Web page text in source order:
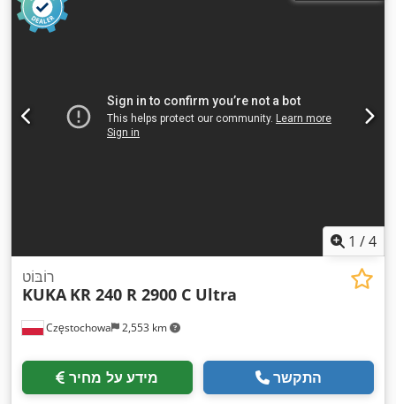
1 /4
Częstochowa 2,553 km
רוֹבּוֹט
KUKA KR 240 R 2900 C Ultra
מידע על מחיר התקשר